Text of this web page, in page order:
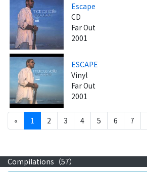
Escape
CD
Far Out
2001
ESCAPE
Vinyl
Far Out
2001
« 1 2 3 4 5 6 7
Compilations（57）